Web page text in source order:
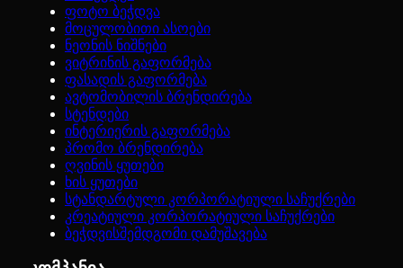
ფოტო ბეჭდვა
მოცულობითი ასოები
ნეონის ნიშნები
ვიტრინის გაფორმება
ფასადის გაფორმება
ავტომობილის ბრენდირება
სტენდები
ინტერიერის გაფორმება
პრომო ბრენდირება
ღვინის ყუთები
ხის ყუთები
სტანდარტული კორპორატიული საჩუქრები
კრეატიული კორპორატიული საჩუქრები
ბეჭდვისშემდგომი დამუშავება